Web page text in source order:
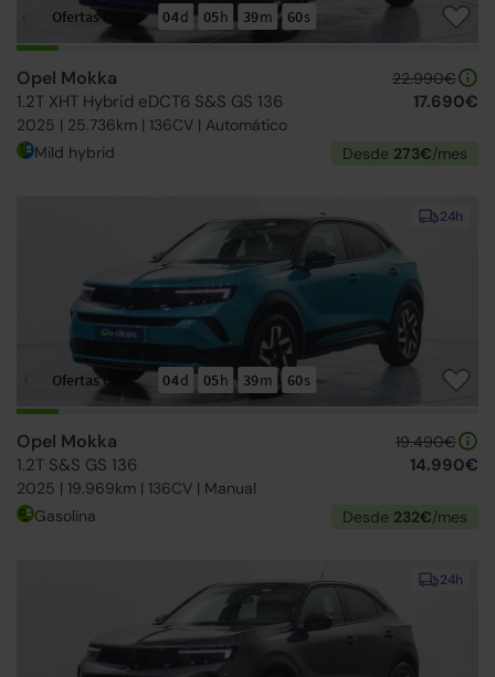
Ofertas Opel 04d 05h 39m 59s
Opel Mokka
1.2T XHT Hybrid eDCT6 S&S GS 136
2025 | 25.736km | 136CV | Automático
22.990€
17.690€
Mild hybrid Desde 273€/mes
24h
Ofertas Opel 04d 05h 39m 59s
Opel Mokka
1.2T S&S GS 136
2025 | 19.969km | 136CV | Manual
19.490€
14.990€
Gasolina Desde 232€/mes
24h